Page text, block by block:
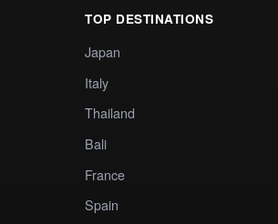
TOP DESTINATIONS
Japan
Italy
Thailand
Bali
France
Spain